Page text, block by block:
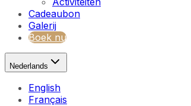
Cadeaubon
Galerij
Boek nu
Nederlands
English
Français